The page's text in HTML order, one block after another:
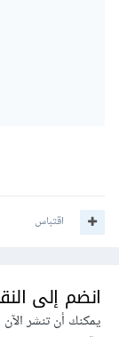
اقتباس
انضم إلى
يمكنك أن تنشر